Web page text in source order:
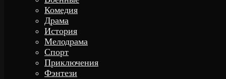
Комедия
Драма
История
Мелодрама
Спорт
Приключения
Фэнтези